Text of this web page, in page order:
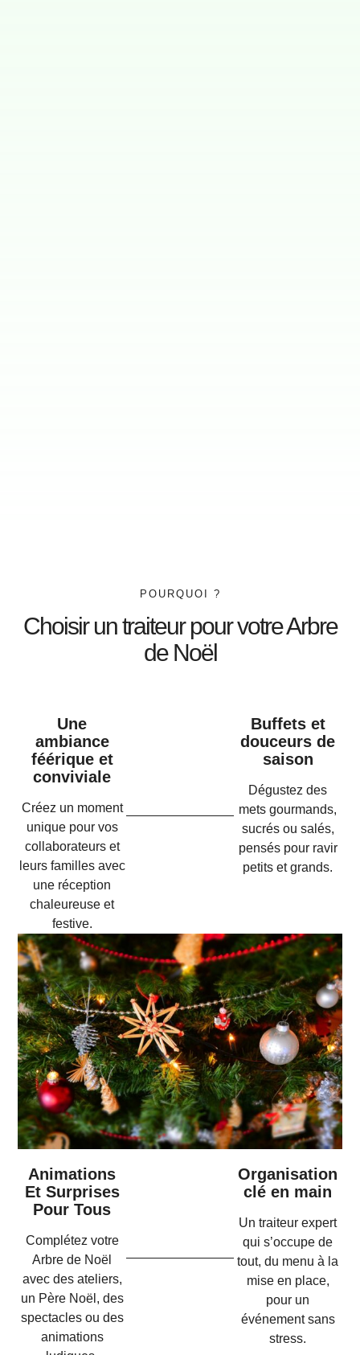
POURQUOI ?
Choisir un traiteur pour votre Arbre
de Noël
Une
ambiance
féérique et
conviviale
Créez un moment
unique pour vos
collaborateurs et
leurs familles avec
une réception
chaleureuse et
festive.
Buffets et
douceurs de
saison
Dégustez des
mets gourmands,
sucrés ou salés,
pensés pour ravir
petits et grands.
Animations
Et Surprises
Pour Tous
Complétez votre
Arbre de Noël
avec des ateliers,
un Père Noël, des
spectacles ou des
animations
Organisation
clé en main
Un traiteur expert
qui s’occupe de
tout, du menu à la
mise en place,
pour un
événement sans
stress.